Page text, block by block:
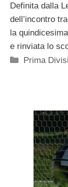
Definita dalla
dell’incontro
la
e rinviata lo
Categorie
Prima